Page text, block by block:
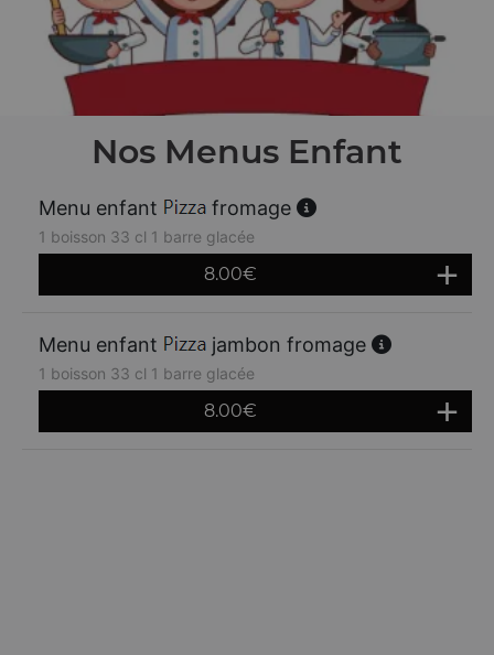
Nos Menus Enfant
Menu enfant fromage
1 boisson 33 cl 1 barre glacée
8.00€
Menu enfant jambon fromage
1 boisson 33 cl 1 barre glacée
8.00€